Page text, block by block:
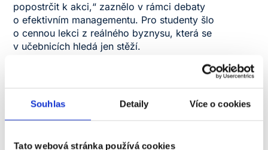
Souhlas Detaily Více o cookies
Tato webová stránka používá cookies
popostrčit k akci,“ zaznělo v rámci debaty
o efektivním managementu. Pro studenty šlo
o cennou lekci z reálného byznysu, která se
v učebnicích hledá jen stěží.
Diskuse ukázala, že bariéry mezi generacemi jsou
v moderním leadershipu přežitkem. „Měla jsem
seděly kapacity z praxe. Ale potvrdili nám, že i náš
pohled mladé generace jim má co dát,“ sdílela své